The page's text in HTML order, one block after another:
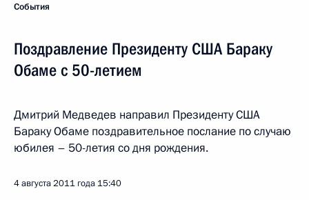
События
Поздравление Президенту США Бараку
Обаме с 50-летием
Дмитрий Медведев направил Президенту США
Бараку Обаме поздравительное послание по случаю
юбилея – 50-летия со дня рождения.
4 августа 2011 года 15:40